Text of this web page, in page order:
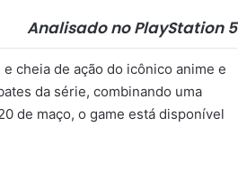
Analisado no PlayStation 5
cheia de ação do icônico anime e
da série, combinando uma
de maço, o game está disponível